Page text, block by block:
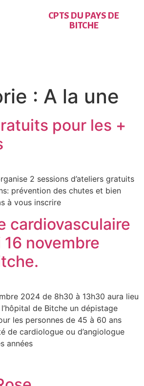
CPTS DU PAYS DE
BITCHE
: A la une
pour les +
2 sessions d’ateliers gratuits
prévention des chutes et bien
à vous inscrire
cardiovasculaire
novembre
2024 de 8h30 à 13h30 aura lieu
de Bitche un dépistage
les personnes de 45 à 60 ans
de cardiologue ou d’angiologue
années